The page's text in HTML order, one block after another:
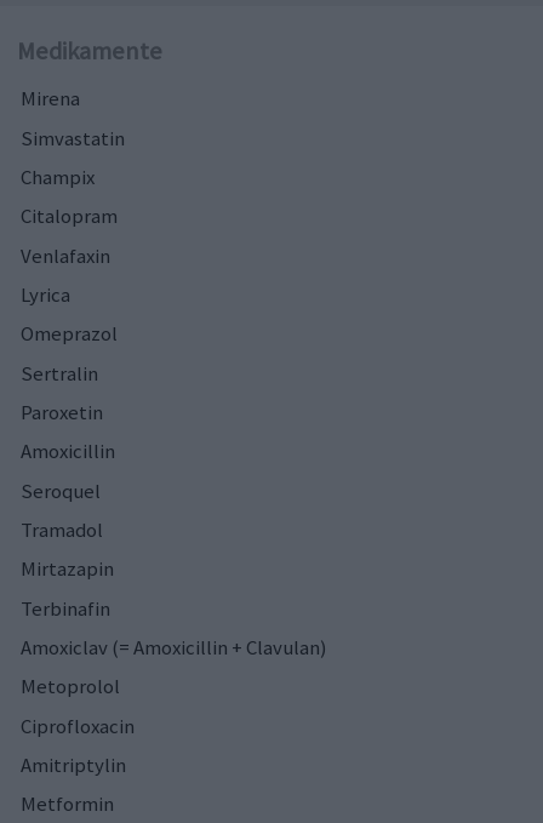
Medikamente
Mirena
Simvastatin
Champix
Citalopram
Venlafaxin
Lyrica
Omeprazol
Sertralin
Paroxetin
Amoxicillin
Seroquel
Tramadol
Mirtazapin
Terbinafin
Amoxiclav (= Amoxicillin + Clavulan)
Metoprolol
Ciprofloxacin
Amitriptylin
Metformin